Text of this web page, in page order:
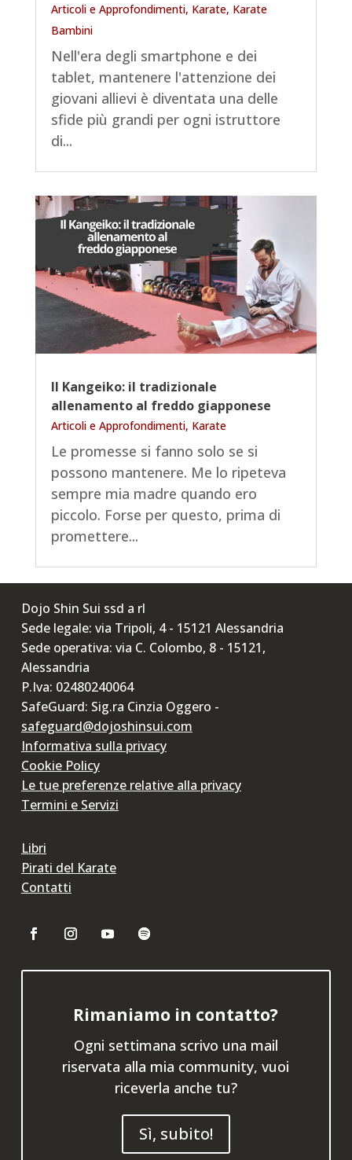
Articoli e Approfondimenti, Karate, Karate
Bambini
Nell'era degli smartphone e dei
tablet, mantenere l'attenzione dei
giovani allievi è diventata una delle
sfide più grandi per ogni istruttore
di...
Il Kangeiko: il tradizionale
allenamento al freddo giapponese
Articoli e Approfondimenti, Karate
Le promesse si fanno solo se si
possono mantenere. Me lo ripeteva
sempre mia madre quando ero
piccolo. Forse per questo, prima di
promettere...
Dojo Shin Sui ssd a rl
Sede legale: via Tripoli, 4 - 15121 Alessandria
Sede operativa: via C. Colombo, 8 - 15121,
Alessandria
P.Iva: 02480240064
SafeGuard: Sig.ra Cinzia Oggero -
safeguard@dojoshinsui.com
Informativa sulla privacy
Cookie Policy
Le tue preferenze relative alla privacy
Termini e Servizi
Libri
Pirati del Karate
Contatti
Rimaniamo in contatto?
Ogni settimana scrivo una mail
riservata alla mia community, vuoi
riceverla anche tu?
Sì, subito!